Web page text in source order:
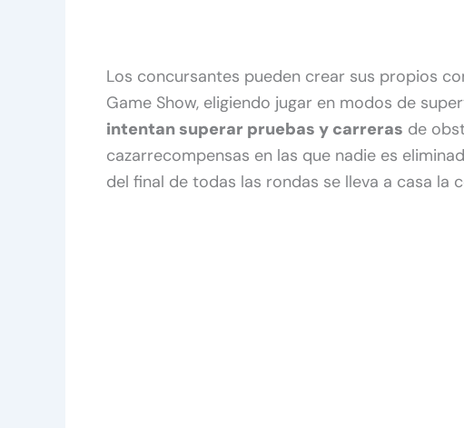
Los concursantes pueden crear sus propios
Game Show, eligiendo jugar en modos de
intentan superar pruebas y carreras de
cazarrecompensas en las que nadie es
del final de todas las rondas se lleva a casa la